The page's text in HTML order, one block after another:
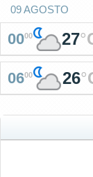
09 AGOSTO
0000 27°
0600 26°